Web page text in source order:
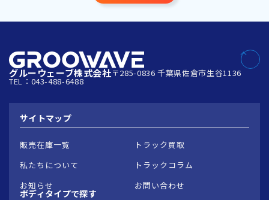
グルーウェーブ株式会社〒285-0836 千葉県佐倉市生谷1136
TEL：043-488-6488
サイトマップ
販売在庫一覧
トラック買取
私たちについて
トラックコラム
お知らせ
お問い合わせ
ボディタイプで探す